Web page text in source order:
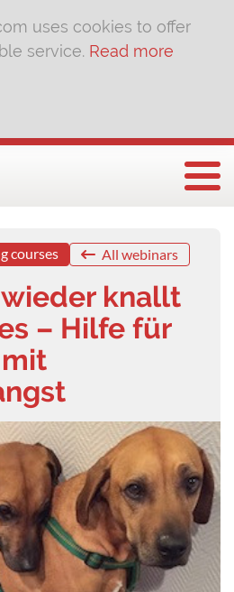
uses cookies to offer
service. Read more
courses All webinars
knallt
– Hilfe für